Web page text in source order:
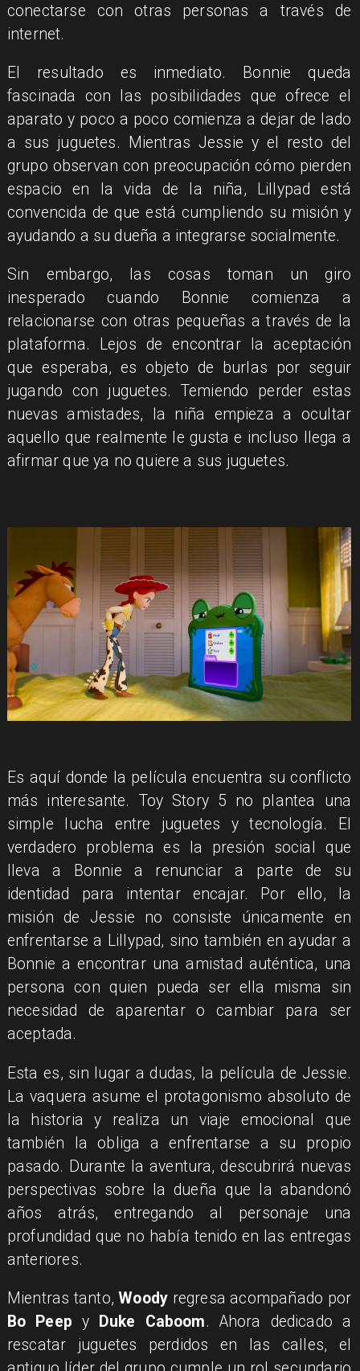
conectarse con otras personas a través de
internet.
El resultado es inmediato. Bonnie queda
fascinada con las posibilidades que ofrece el
aparato y poco a poco comienza a dejar de lado
a sus juguetes. Mientras Jessie y el resto del
grupo observan con preocupación cómo pierden
espacio en la vida de la niña, Lillypad está
convencida de que está cumpliendo su misión y
ayudando a su dueña a integrarse socialmente.
Sin embargo, las cosas toman un giro
inesperado cuando Bonnie comienza a
relacionarse con otras pequeñas a través de la
plataforma. Lejos de encontrar la aceptación
que esperaba, es objeto de burlas por seguir
jugando con juguetes. Temiendo perder estas
nuevas amistades, la niña empieza a ocultar
aquello que realmente le gusta e incluso llega a
afirmar que ya no quiere a sus juguetes.
​Es aquí donde la película encuentra su conflicto
más interesante. Toy Story 5 no plantea una
simple lucha entre juguetes y tecnología. El
verdadero problema es la presión social que
lleva a Bonnie a renunciar a parte de su
identidad para intentar encajar. Por ello, la
misión de Jessie no consiste únicamente en
enfrentarse a Lillypad, sino también en ayudar a
Bonnie a encontrar una amistad auténtica, una
persona con quien pueda ser ella misma sin
necesidad de aparentar o cambiar para ser
aceptada.
Esta es, sin lugar a dudas, la película de Jessie.
La vaquera asume el protagonismo absoluto de
la historia y realiza un viaje emocional que
también la obliga a enfrentarse a su propio
pasado. Durante la aventura, descubrirá nuevas
perspectivas sobre la dueña que la abandonó
años atrás, entregando al personaje una
profundidad que no había tenido en las entregas
anteriores.
Mientras tanto,Woody regresa acompañado por
Bo Peep y Duke Caboom. Ahora dedicado a
rescatar juguetes perdidos en las calles, el